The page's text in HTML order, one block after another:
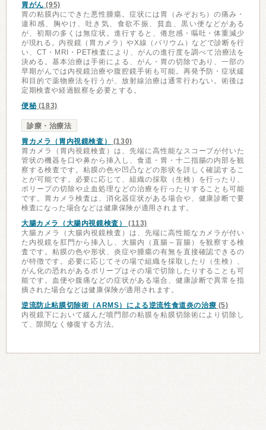
胃がん (95)
胃の粘膜内にできた悪性腫瘍。症状には胃（みぞおち）の痛み・
違和感、胸やけ、吐き気、食欲不振、貧血、黒い便などがある
が、初期の多くは無症状。進行すると、倦怠感・嘔吐・体重減少
が現れる。内視鏡（胃カメラ）やX線（バリウム）などで診断を行
い、CT・MRI・PET検査により、がんの進行度を調べて治療法を
決める。基本治療は手術による、がん・胃の切除であり、一部の
早期がんでは内視鏡治療や腹腔鏡手術も可能。再発予防・症状緩
和目的で薬物療法を行うが、放射線治療は通常行わない。術後は
定期検査や経過観察を必要とする。
便秘(183)
診療・治療法
胃カメラ（胃内視鏡検査）
(130)
胃カメラ（胃内視鏡検査）は、先端に高性能なスコープが付いた
管状の機器を口や鼻から挿入し、食道・胃・十二指腸の内部を観
察する検査です。粘膜の色や凹凸などの形状を詳しく確認するこ
とが可能です。必要に応じて、組織の採取（生検）を行ったり、
ポリープの切除や止血処理などの治療を行ったりすることも可能
です。胃カメラ検査は、消化器症状がある場合や、健康診断で要
検査になった場合などは健康保険が適用されます。
大腸カメラ（大腸内視鏡検査）
(113)
大腸カメラ（大腸内視鏡検査）は、先端に高性能なカメラが付い
た内視鏡を肛門から挿入し、大腸内（直腸～盲腸）を観察する検
査です。粘膜の色や形状、炎症や腫瘍の有無を直接確認できるの
が特徴です。必要に応じてその場で組織を採取したり（生検）、
がん化の恐れがあるポリープはその場で切除したりすることも可
能です。血便や腹痛などの症状がある場合、健康診断で異常を指
摘された場合などは健康保険が適用されます。
逆流防止粘膜切除術（ARMS）による逆流性食道炎の治療 (5)
内視鏡下において緩んだ噴門部の粘膜を粘膜切除術により切除し
て、隙間なく修復する方法。